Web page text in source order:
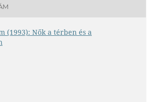
(1993): Nők a térben és a